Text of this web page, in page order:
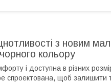
з новим
кольору
і доступна в різних
спроектована, щоб